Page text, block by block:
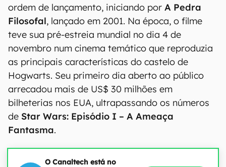
ordem de lançamento, iniciando por A Pedra
Filosofal, lançado em 2001. Na época, o filme
teve sua pré-estreia mundial no dia 4 de
novembro num cinema temático que reproduzia
as principais características do castelo de
Hogwarts. Seu primeiro dia aberto ao público
arrecadou mais de US$ 30 milhões em
bilheterias nos EUA, ultrapassando os números
de Star Wars: Episódio I – A Ameaça
Fantasma.
O Canaltech está no